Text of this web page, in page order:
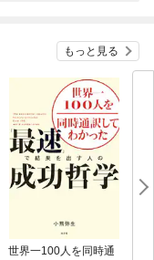
もっと見る
世界一100人を同時通